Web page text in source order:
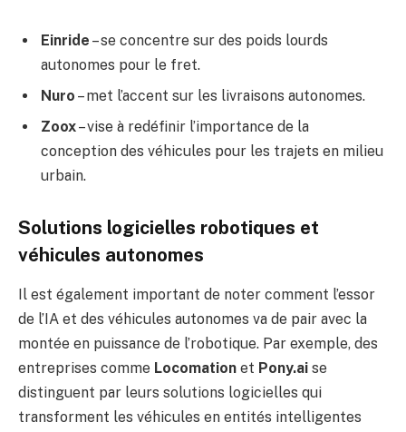
Einride – se concentre sur des poids lourds
autonomes pour le fret.
Nuro – met l’accent sur les livraisons autonomes.
Zoox– vise à redéfinir l’importance de la
conception des véhicules pour les trajets en milieu
urbain.
Solutions logicielles robotiques et
véhicules autonomes
Il est également important de noter comment l’essor
de l’IA et des véhicules autonomes va de pair avec la
montée en puissance de l’robotique. Par exemple, des
entreprises comme Locomation et Pony.ai se
distinguent par leurs solutions logicielles qui
transforment les véhicules en entités intelligentes